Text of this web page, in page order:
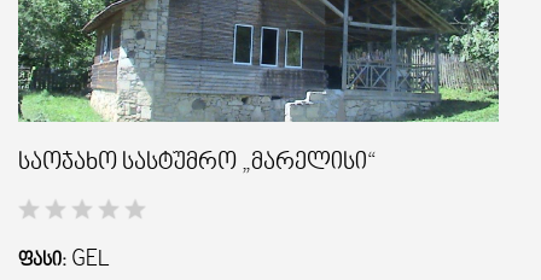
საოჯახო სასტუმრო „მარელისი“
ᲤᲐᲡᲘ: GEL